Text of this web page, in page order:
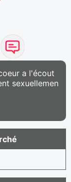
a l'écout
sexuellemen